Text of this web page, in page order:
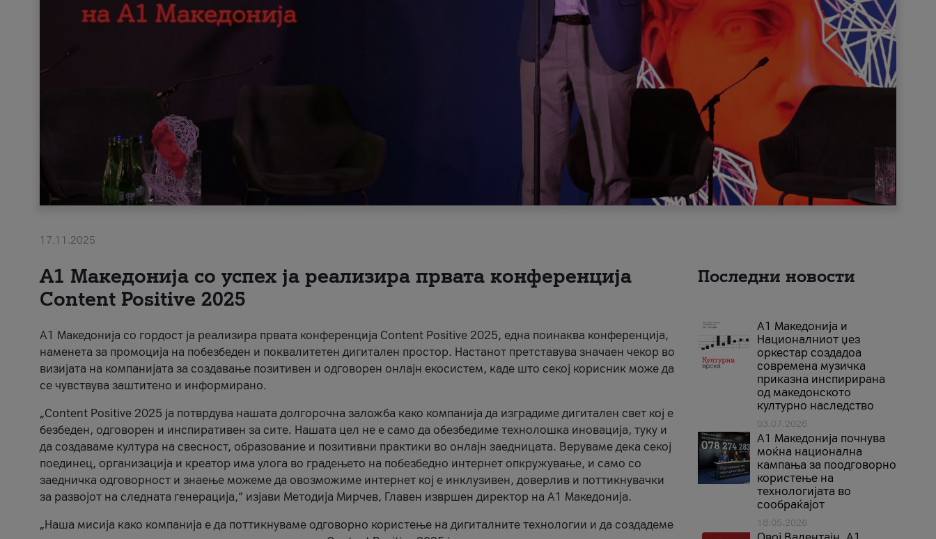
17.11.2025
А1 Македонија со успех ја реализира првата конференција
Content Positive 2025
А1 Македонија со гордост ја реализира првата конференција Content Positive 2025, една поинаква конференција,
наменета за промоција на побезбеден и поквалитетен дигитален простор. Настанот претставува значаен чекор во
визијата на компанијата за создавање позитивен и одговорен онлајн екосистем, каде што секој корисник може да
се чувствува заштитено и информирано.
„Content Positive 2025 ја потврдува нашата долгорочна заложба како компанија да изградиме дигитален свет кој е
безбеден, одговорен и инспиративен за сите. Нашата цел не е само да обезбедиме технолошка иновација, туку и
да создаваме култура на свесност, образование и позитивни практики во онлајн заедницата. Веруваме дека секој
поединец, организација и креатор има улога во градењето на побезбедно интернет опкружување, и само со
заедничка одговорност и знаење можеме да овозможиме интернет кој е инклузивен, доверлив и поттикнувачки
за развојот на следната генерација,“ изјави Методија Мирчев, Главен извршен директор на А1 Македонија.
„Наша мисија како компанија е да поттикнуваме одговорно користење на дигиталните технологии и да создадеме
Последни новости
А1 Македонија и
Националниот џез
оркестар создадоа
современа музичка
приказна инспирирана
од македонското
културно наследство
03.07.2026
A1 Македонија почнува
моќна национална
кампања за поодговорно
користење на
технологијата во
сообраќајот
18.05.2026